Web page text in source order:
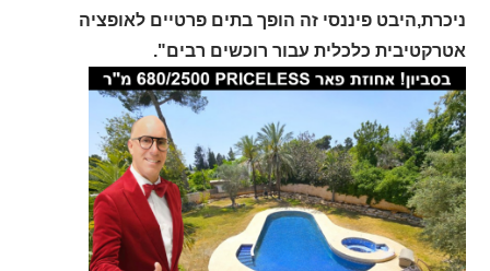
ניכרת,היבט פיננסי זה הופך בתים פרטיים לאופציה
אטרקטיבית כלכלית עבור רוכשים רבים".